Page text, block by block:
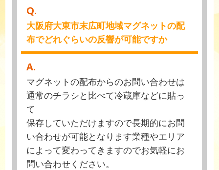
Q.
大阪府大東市末広町地域マグネットの配
布でどれぐらいの反響が可能ですか
A.
マグネットの配布からのお問い合わせは
通常のチラシと比べて冷蔵庫などに貼っ
て
保存していただけますので長期的にお問
い合わせが可能となります業種やエリア
によって変わってきますのでお気軽にお
問い合わせください。